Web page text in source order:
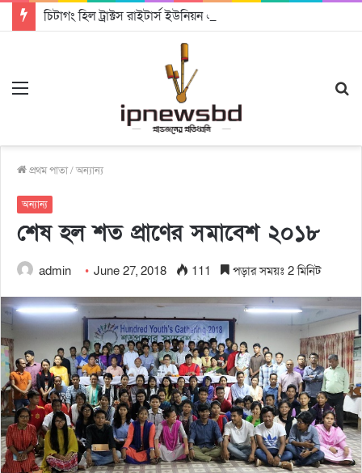
প্রথম পাতা/অন্যান্য
অন্যান্য
শেষ হল শত প্রাণের সমাবেশ ২০১৮
admin June 27, 2018 111 পড়ার সময়ঃ 2 মিনিট